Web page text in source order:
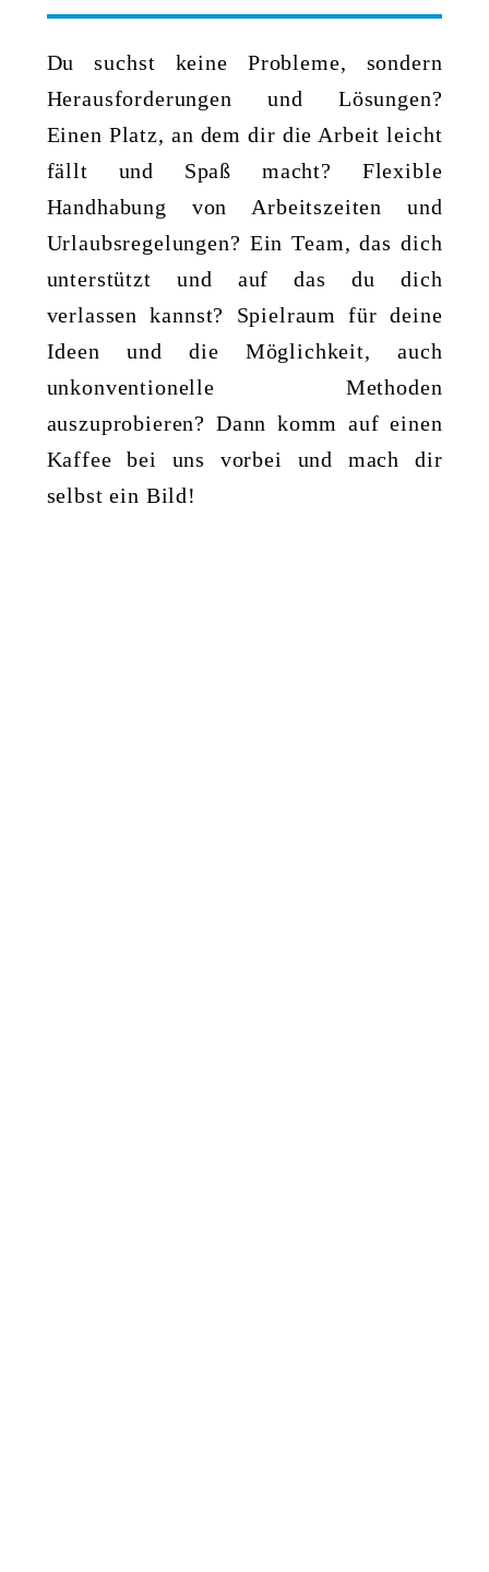
Du suchst keine Probleme, sondern
Herausforderungen und Lösungen?
Einen Platz, an dem dir die Arbeit leicht
fällt und Spaß macht? Flexible
Handhabung von Arbeitszeiten und
Urlaubsregelungen? Ein Team, das dich
unterstützt und auf das du dich
verlassen kannst? Spielraum für deine
Ideen und die Möglichkeit, auch
unkonventionelle Methoden
auszuprobieren? Dann komm auf einen
Kaffee bei uns vorbei und mach dir
selbst ein Bild!